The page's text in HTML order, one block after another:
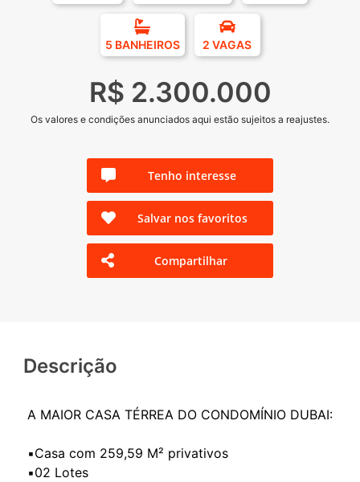
5 BANHEIROS 2 VAGAS
R$ 2.300.000
Os valores e condições anunciados aqui estão sujeitos a reajustes.
Tenho interesse
Salvar nos favoritos
Compartilhar
Descrição
A MAIOR CASA TÉRREA DO CONDOMÍNIO DUBAI:
▪️Casa com 259,59 M² privativos
▪️02 Lotes